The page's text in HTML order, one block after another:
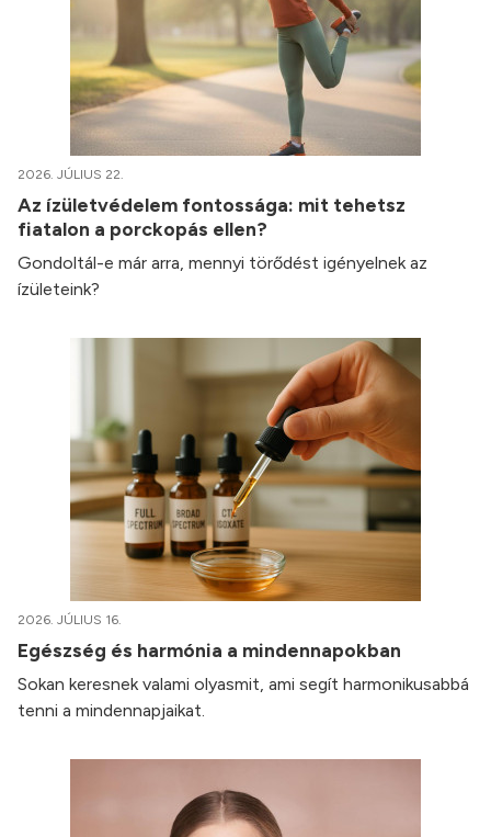
2026. JÚLIUS 22.
Az ízületvédelem fontossága: mit tehetsz
fiatalon a porckopás ellen?
Gondoltál-e már arra, mennyi törődést igényelnek az
ízületeink?
2026. JÚLIUS 16.
Egészség és harmónia a mindennapokban
Sokan keresnek valami olyasmit, ami segít harmonikusabbá
tenni a mindennapjaikat.